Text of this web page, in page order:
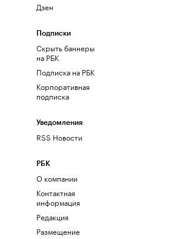
Дзен
Подписки
Скрыть баннеры
на РБК
Подписка на РБК
Корпоративная
подписка
Уведомления
RSS Новости
РБК
О компании
Контактная
информация
Редакция
Размещение